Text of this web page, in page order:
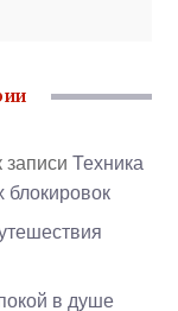
записиТехника
блокировок
в душе